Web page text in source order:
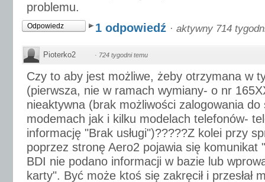
problemu.
Odpowiedz 1 odpowiedź · aktywny 714
Pioterko2 · 724 tygodni temu
Czy to aby jest możliwe, żeby otrzymana w
(pierwsza, nie w ramach wymiany- o nr
nieaktywna (brak możliwości zalogowania do
modemach jak i kilku modelach telefonów-
informację "Brak usługi")?????Z kolei przy
poprzez stronę Aero2 pojawia się komunikat
BDI nie podano informacji w bazie lub
karty". Być może ktoś się zakręcił i przesłał